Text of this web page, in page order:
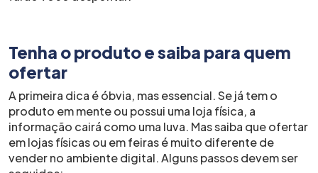
Tenha o produto e saiba para quem
ofertar
A primeira dica é óbvia, mas essencial. Se já tem o
produto em mente ou possui uma loja física, a
informação cairá como uma luva. Mas saiba que ofertar
em lojas físicas ou em feiras é muito diferente de
vender no ambiente digital. Alguns passos devem ser